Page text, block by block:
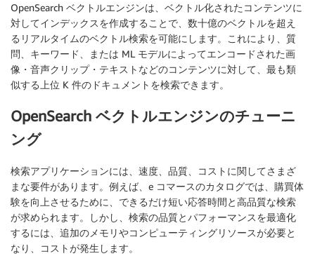
OpenSearch ベクトルエンジンは、ベクトル化されたコンテンツに
対してインデックスを作成することで、数十億のベクトルを超え
るリアルタイムのベクトル検索を可能にします。これにより、質
問、キーワード、または ML モデルによってエンコードされた画
像・音声クリップ・テキストなどのコンテンツに対して、最も類
似する上位 K 件のドキュメントを検索できます。
OpenSearch ベクトルエンジンのチューニ
ング
検索アプリケーションには、速度、品質、コストに関してさまざ
まな要件があります。例えば、e コマースのカタログでは、購買体
験を向上させるために、できるだけ短い応答時間と高品質な検索
が求められます。しかし、検索の品質とパフォーマンスを最適化
するには、追加のメモリやコンピューティングリソースが必要と
なり、コストが発生します。